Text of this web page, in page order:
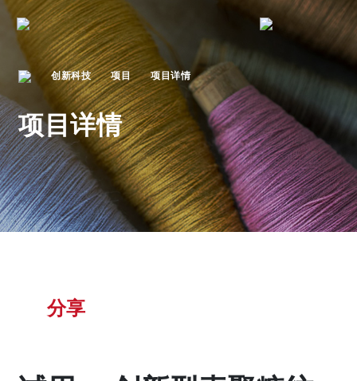
创新科技 项目 项目详情
项目详情
分享